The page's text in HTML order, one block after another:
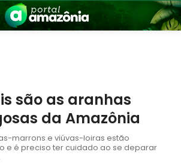
são as aranhas
da Amazônia
marrons e viúvas-loiras estão
e é preciso ter cuidado ao se deparar